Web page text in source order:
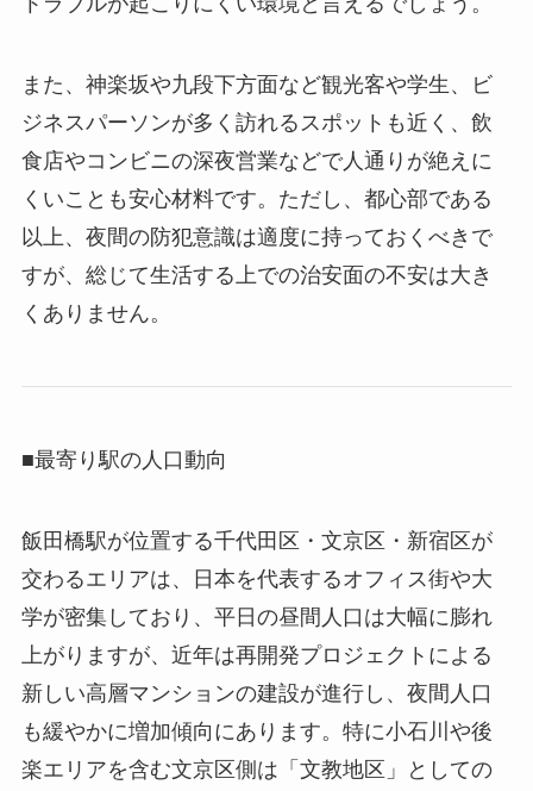
また、神楽坂や九段下方面など観光客や学生、ビ
ジネスパーソンが多く訪れるスポットも近く、飲
食店やコンビニの深夜営業などで人通りが絶えに
くいことも安心材料です。ただし、都心部である
以上、夜間の防犯意識は適度に持っておくべきで
すが、総じて生活する上での治安面の不安は大き
くありません。
■最寄り駅の人口動向
飯田橋駅が位置する千代田区・文京区・新宿区が
交わるエリアは、日本を代表するオフィス街や大
学が密集しており、平日の昼間人口は大幅に膨れ
上がりますが、近年は再開発プロジェクトによる
新しい高層マンションの建設が進行し、夜間人口
も緩やかに増加傾向にあります。特に小石川や後
楽エリアを含む文京区側は「文教地区」としての